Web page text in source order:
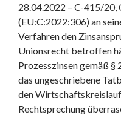
28.04.2022 – C-415/
(EU:C:2022:306) an
Verfahren den
Unionsrecht betroffen
Prozesszinsen gemäß §
das ungeschriebene
den
Rechtsprechung